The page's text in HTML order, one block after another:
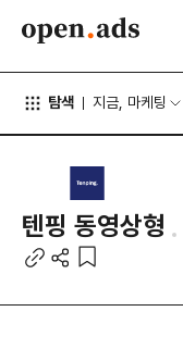
탐색 지금, 마케팅
텐핑 동영상형